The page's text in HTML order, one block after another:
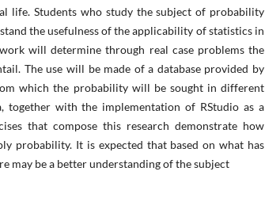
life. Students who study the subject of probability
the usefulness of the applicability of statistics in
will determine through real case problems the
The use will be made of a database provided by
which the probability will be sought in different
together with the implementation of RStudio as a
that compose this research demonstrate how
probability. It is expected that based on what has
may be a better understanding of the subject